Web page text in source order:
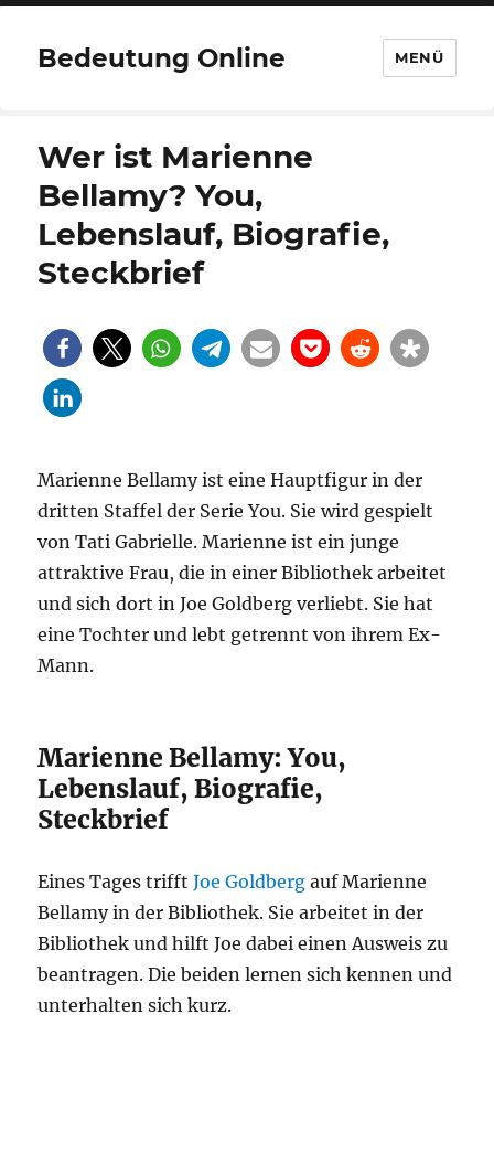
Bedeutung Online MENÜ
Wer ist Marienne
Bellamy? You,
Lebenslauf, Biografie,
Steckbrief
Marienne Bellamy ist eine Hauptfigur in der
dritten Staffel der Serie You. Sie wird gespielt
von Tati Gabrielle. Marienne ist ein junge
attraktive Frau, die in einer Bibliothek arbeitet
und sich dort in Joe Goldberg verliebt. Sie hat
eine Tochter und lebt getrennt von ihrem Ex-
Mann.
Marienne Bellamy: You,
Lebenslauf, Biografie,
Steckbrief
Eines Tages trifftJoe Goldberg auf Marienne
Bellamy in der Bibliothek. Sie arbeitet in der
Bibliothek und hilft Joe dabei einen Ausweis zu
beantragen. Die beiden lernen sich kennen und
unterhalten sich kurz.